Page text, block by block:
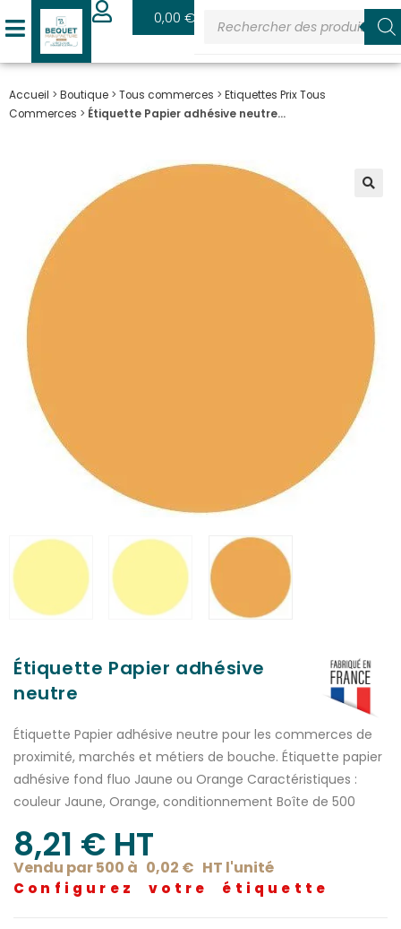
0,00€
Accueil > Boutique > Tous commerces > Etiquettes Prix Tous
Commerces > Étiquette Papier adhésive neutre…
Étiquette Papier adhésive
neutre
Étiquette Papier adhésive neutre pour les commerces de
proximité, marchés et métiers de bouche. Étiquette papier
adhésive fond fluo Jaune ou Orange Caractéristiques :
couleur Jaune, Orange, conditionnement Boîte de 500
8,21 € HT
Vendu par 500 à 0,02 € HT l'unité
Configurez votre étiquette